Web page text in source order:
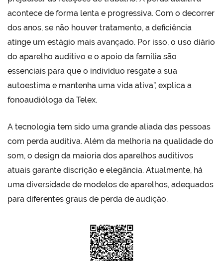
acontece de forma lenta e progressiva. Com o decorrer
dos anos, se não houver tratamento, a deficiência
atinge um estágio mais avançado. Por isso, o uso diário
do aparelho auditivo e o apoio da família são
essenciais para que o indivíduo resgate a sua
autoestima e mantenha uma vida ativa”, explica a
fonoaudióloga da Telex.
A tecnologia tem sido uma grande aliada das pessoas
com perda auditiva. Além da melhoria na qualidade do
som, o design da maioria dos aparelhos auditivos
atuais garante discrição e elegância. Atualmente, há
uma diversidade de modelos de aparelhos, adequados
para diferentes graus de perda de audição.